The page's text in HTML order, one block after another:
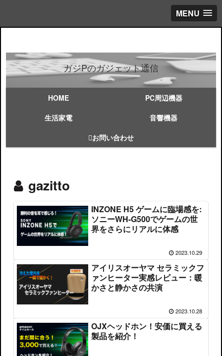
MENU
ガジPのガジェット通信
HOME
PC周辺機器
生活家電
音響機器
お問い合わせ
gazitto
INZONE H5 ゲームに臨場感を:
ソニーWH-G500でゲームの世
界をさらにリアルに体感
2023.10.29
アイリスオーヤマ セラミックフ
ァンヒーター実感レビュー：暖
かさと静かさの共演
2023.10.28
OJXヘッドホン！安価に買える
製品を紹介！